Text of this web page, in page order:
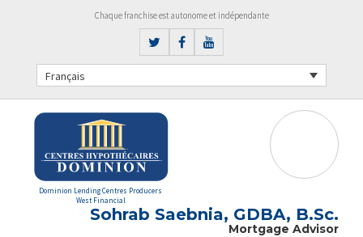
Chaque franchise est autonome et indépendante
Français
Dominion Lending Centres Producers
West Financial
Sohrab Saebnia, GDBA, B.Sc.
Mortgage Advisor